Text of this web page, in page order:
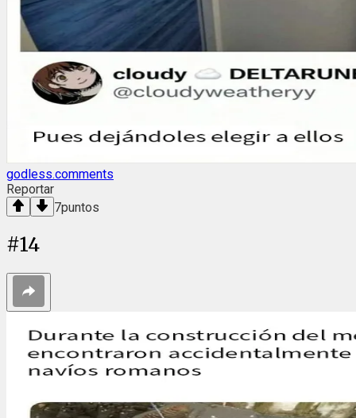
godless.comments
Reportar
7puntos
#14